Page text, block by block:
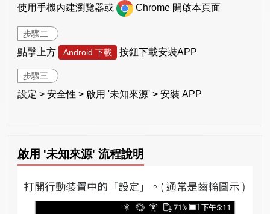
使用手機內建瀏覽器或 Chrome 開啟本頁面
步驟二
點擊上方 Android 下載 按鈕下載安裝APP
步驟三
設定 > 安全性 > 啟用 '未知來源' > 安裝 APP
啟用 '未知來源' 流程說明